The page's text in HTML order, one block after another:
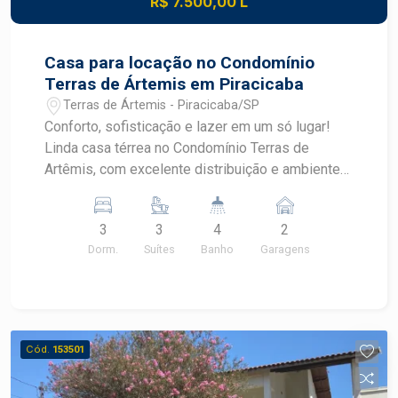
Casa para locação no Condomínio
Terras de Ártemis em Piracicaba
Terras de Ártemis - Piracicaba/SP
Conforto, sofisticação e lazer em um só lugar!
Linda casa térrea no Condomínio Terras de
Artêmis, com excelente distribuição e ambientes
uma com closet e todas com ar condicionado;
Cozinha em conceito aberto, completa de
armários, fogão cooktop e forno; Ar condicionado
churrasqueira e banheiro externo; 2 vagas de
garagem cobertas e 2 descobertas * Condomínio
completo com: Piscina ;Salão de festas; Quadras
3
Dorm.
3
Suítes
4
Banho
2
Garagens
Cód. 153501